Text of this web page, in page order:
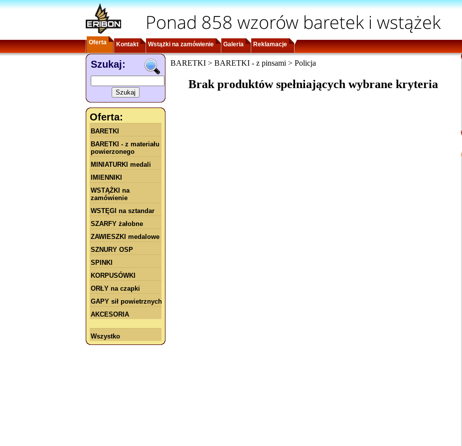
Ponad 858 wzorów baretek i wstążek
Oferta Kontakt Wstążki na zamówienie Galeria Reklamacje
Szukaj:
Oferta:
BARETKI
BARETKI - z materiału
powierzonego
MINIATURKI medali
IMIENNIKI
WSTĄŻKI na
zamówienie
WSTĘGI na sztandar
SZARFY żałobne
ZAWIESZKI medalowe
SZNURY OSP
SPINKI
KORPUSÓWKI
ORŁY na czapki
GAPY sił powietrznych
AKCESORIA
Wszystko
BARETKI > BARETKI - z pinsami > Policja
Brak produktów spełniających wybrane kryteria